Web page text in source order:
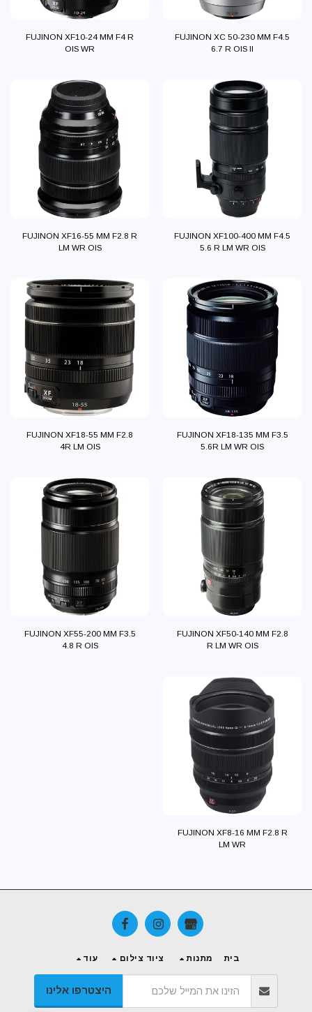
FUJINON XC 50-230 MM F4.5
6.7 R OIS II
FUJINON XF10-24 MM F4 R
OIS WR
FUJINON XF100-400 MM F4.5
5.6 R LM WR OIS
FUJINON XF16-55 MM F2.8 R
LM WR OIS
FUJINON XF18-135 MM F3.5
5.6R LM WR OIS
FUJINON XF18-55 MM F2.8
4R LM OIS
FUJINON XF50-140 MM F2.8
R LM WR OIS
FUJINON XF55-200 MM F3.5
4.8 R OIS
FUJINON XF8-16 MM F2.8 R
LM WR
בית מתנות ציוד צילום עוד
היצטרפו אלינו
היי לחצו כאן ונשמח לענות לכל שאלה